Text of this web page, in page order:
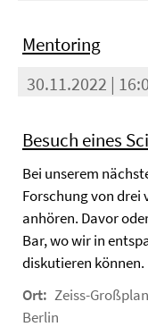
Mentoring
30.11.2022 |
Besuch eines
Bei unserem
Forschung von drei
anhören. Davor
Bar, wo wir in
diskutieren können.
Ort: Zeiss-
Berlin